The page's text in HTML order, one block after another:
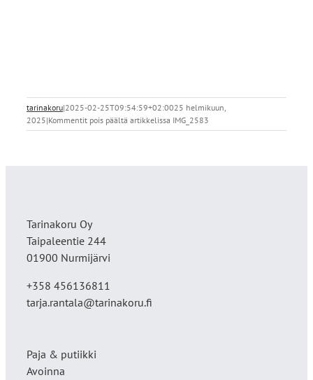
tarinakoru|2025-02-25T09:54:59+02:0025 helmikuun,
2025|Kommentit pois päältä artikkelissa IMG_2583
Tarinakoru Oy
Taipaleentie 244
01900 Nurmijärvi
+358 456136811
tarja.rantala@tarinakoru.fi
Paja & putiikki
Avoinna